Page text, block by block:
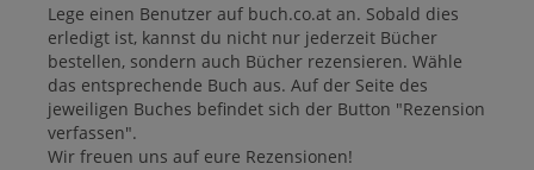
Lege einen Benutzer auf buch.co.at an. Sobald dies
erledigt ist, kannst du nicht nur jederzeit Bücher
bestellen, sondern auch Bücher rezensieren. Wähle
das entsprechende Buch aus. Auf der Seite des
jeweiligen Buches befindet sich der Button "Rezension
verfassen".
Wir freuen uns auf eure Rezensionen!